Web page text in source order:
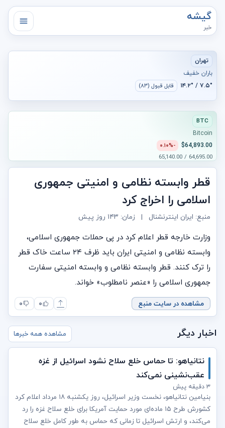
گیشه
خبر
تهران
باران خفیف
۷.۵° / ۱۴.۲° قابل قبول (۸۳)
BTC
Bitcoin
$64,893.00
-۰.۱۰%
64,695.00 / 65,140.00
قطر وابسته نظامی و امنیتی جمهوری
اسلامی را اخراج کرد
منبع: ایران اینترنشنال | زمان: ۱۴۳ روز پیش
وزارت خارجه قطر اعلام کرد در پی حملات جمهوری اسلامی،
وابسته نظامی و امنیتی ایران باید ظرف ۲۴ ساعت خاک قطر
را ترک کنند. قطر وابسته نظامی و وابسته امنیتی سفارت
جمهوری اسلامی را «عنصر نامطلوب» خواند.
مشاهده در سایت منبع ۰ ۰
اخبار دیگر مشاهده همه خبرها
نتانیاهو: تا حماس خلع سلاح نشود اسرائیل از غزه
عقب‌نشینی نمی‌کند
۳ دقیقه پیش
بنیامین نتانیاهو، نخست‌ وزیر اسرائیل، روز یکشنبه ۱۸ مرداد اعلام کرد
کشورش طرح ۱۵ ماده‌ای مورد حمایت آمریکا برای خلع سلاح غزه را رد
می‌کند، و ارتش اسرائیل تا زمانی که حماس به طور کامل خلع سلاح